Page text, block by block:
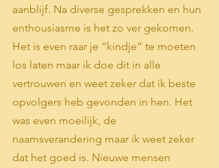
aanblijf. Na diverse gesprekken en hun
enthousiasme is het zo ver gekomen.
Het is even raar je “kindje” te moeten
los laten maar ik doe dit in alle
vertrouwen en weet zeker dat ik beste
opvolgers heb gevonden in hen. Het
was even moeilijk, de
naamsverandering maar ik weet zeker
dat het goed is. Nieuwe mensen